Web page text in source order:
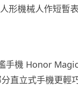
形機械人作短暫
機 Honor Magic
直立式手機更輕